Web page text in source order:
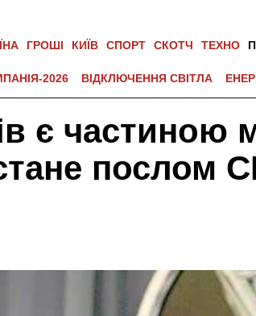
ГРОШІ КИЇВ СПОРТ СКОТЧ ТЕХНО
2026 ВІДКЛЮЧЕННЯ СВІТЛА
є частиною
послом